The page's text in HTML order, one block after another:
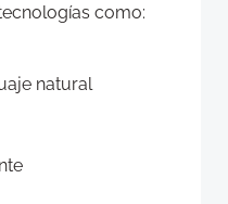
como:
natural